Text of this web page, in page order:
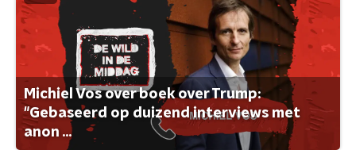
Michiel Vos over boek over Trump:
"Gebaseerd op duizend interviews met
anon ...